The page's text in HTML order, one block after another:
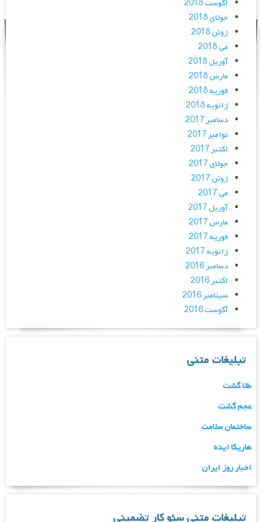
آگوست 2018
جولای 2018
ژوئن 2018
می 2018
آوریل 2018
مارس 2018
فوریه 2018
ژانویه 2018
دسامبر 2017
نوامبر 2017
اکتبر 2017
جولای 2017
ژوئن 2017
می 2017
آوریل 2017
مارس 2017
فوریه 2017
ژانویه 2017
دسامبر 2016
اکتبر 2016
سپتامبر 2016
آگوست 2016
تبلیغات متنی
طلا گشت
عجم گشت
ساختمان سلامت
هاریکا ایده
اخبار روز ایران
تبلیغات متنی سئو کار تضمینی